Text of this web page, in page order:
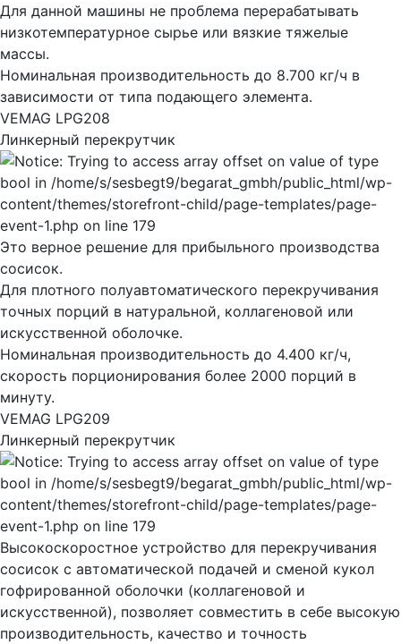
Для данной машины не проблема перерабатывать
низкотемпературное сырье или вязкие тяжелые
массы.
Номинальная производительность до 8.700 кг/ч в
зависимости от типа подающего элемента.
VEMAG LPG208
Линкерный перекрутчик
Это верное решение для прибыльного производства
сосисок.
Для плотного полуавтоматического перекручивания
точных порций в натуральной, коллагеновой или
искусственной оболочке.
Номинальная производительность до 4.400 кг/ч,
скорость порционирования более 2000 порций в
минуту.
VEMAG LPG209
Линкерный перекрутчик
Высокоскоростное устройство для перекручивания
сосисок с автоматической подачей и сменой кукол
гофрированной оболочки (коллагеновой и
искусственной), позволяет совместить в себе высокую
производительность, качество и точность